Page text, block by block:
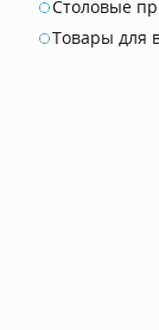
Столовые
Товары для